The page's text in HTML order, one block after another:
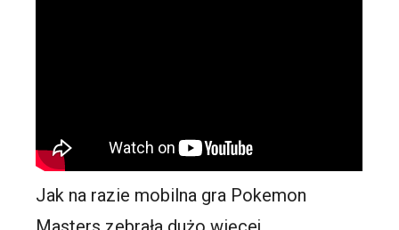
Jak na razie mobilna gra Pokemon